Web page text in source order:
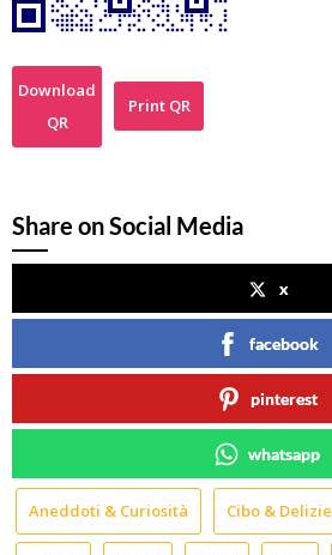
Download
QR
Print QR
Share on Social Media
x
facebook
pinterest
whatsapp
Aneddoti & Curiosità Cibo & Delizie